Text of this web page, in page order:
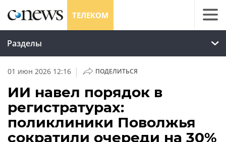
ТЕЛЕКОМ
Разделы
01 июн 2026 12:16 | ПОДЕЛИТЬСЯ
ИИ навел порядок в
регистратурах:
поликлиники Поволжья
сократили очереди на 30%